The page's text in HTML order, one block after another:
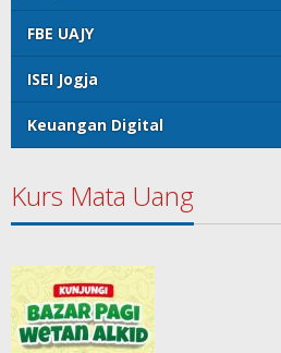
FBE UAJY
ISEI Jogja
Keuangan Digital
Kurs Mata Uang